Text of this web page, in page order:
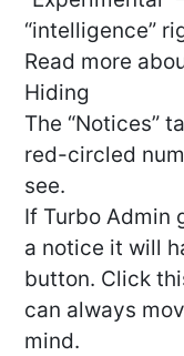
“intelligence”
Read more
Hiding
The “Notices”
red-circled
see.
If Turbo Admin
a notice it will
button. Click
can always
mind.